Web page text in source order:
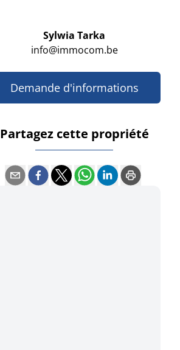
Sylwia Tarka
info@immocom.be
Demande d'informations
Partagez cette propriété